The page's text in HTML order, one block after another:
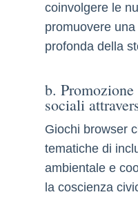
coinvolgere le
promuovere
profonda della
b.
sociali
Giochi browser
tematiche di
ambientale e
la coscienza